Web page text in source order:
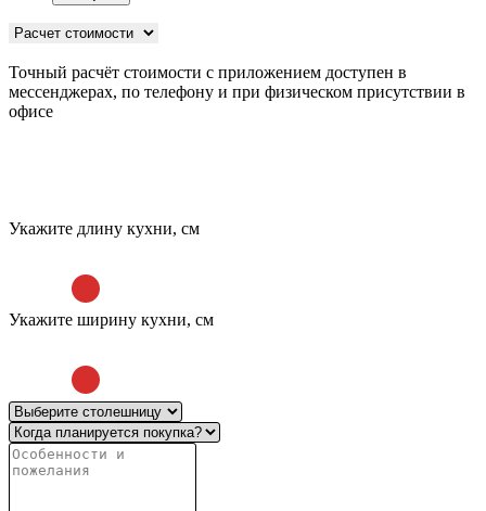
Точный расчёт стоимости с приложением доступен в
мессенджерах, по телефону и при физическом присутствии в
офисе
Укажите длину кухни, см
Укажите ширину кухни, см